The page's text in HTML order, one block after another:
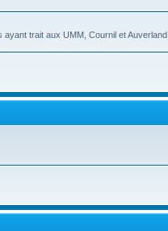
trait aux UMM, Cournil et Auverland.